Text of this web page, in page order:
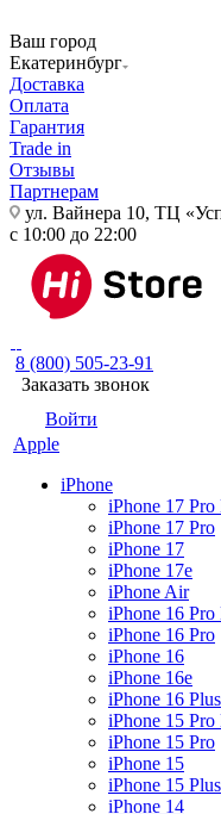
Ваш город
Екатеринбург
Доставка
Оплата
Гарантия
Trade in
Отзывы
Партнерам
ул. Вайнера 10, ТЦ
с 10:00 до 22:00
8 (800) 505-23-91
Заказать звонок
Войти
Apple
iPhone
iPhone 17 Pro
iPhone 17 Pro
iPhone 17
iPhone 17e
iPhone Air
iPhone 16 Pro
iPhone 16 Pro
iPhone 16
iPhone 16e
iPhone 16 Plus
iPhone 15 Pro
iPhone 15 Pro
iPhone 15
iPhone 15 Plus
iPhone 14